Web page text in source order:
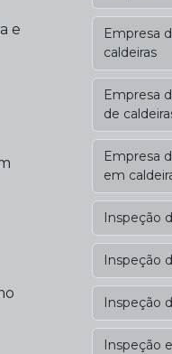
e
Empresa
caldeiras
Empresa
de
Empresa
em
Inspeção
Inspeção
Inspeção
Inspeção